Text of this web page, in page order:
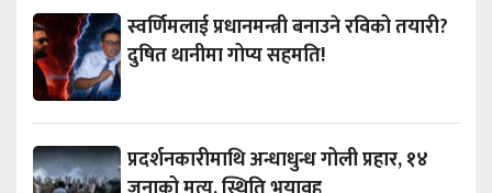
स्वर्णिमलाई प्रधानमन्त्री बनाउने रविको तयारी?
दुषित थानीमा गोप्य सहमति!
प्रदर्शनकारीमाथि अन्धाधुन्ध गोली प्रहार, १४